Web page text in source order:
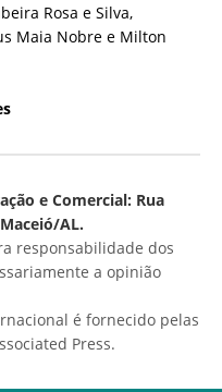
Rosa e Silva,
Maia Nobre e Milton
e Comercial: Rua
AL.
responsabilidade dos
a opinião
é fornecido pelas
Press.